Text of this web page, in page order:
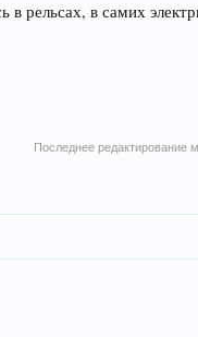
рельсах, в самих
Последнее редактирование